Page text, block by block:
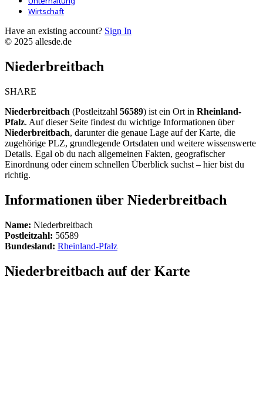
Wirtschaft
Have an existing account? Sign In
© 2025 allesde.de
Niederbreitbach
SHARE
Niederbreitbach (Postleitzahl 56589) ist ein Ort in Rheinland-
Pfalz. Auf dieser Seite findest du wichtige Informationen über
Niederbreitbach, darunter die genaue Lage auf der Karte, die
zugehörige PLZ, grundlegende Ortsdaten und weitere wissenswerte
Details. Egal ob du nach allgemeinen Fakten, geografischer
Einordnung oder einem schnellen Überblick suchst – hier bist du
richtig.
Informationen über Niederbreitbach
Name: Niederbreitbach
Postleitzahl: 56589
Bundesland: Rheinland-Pfalz
Niederbreitbach auf der Karte